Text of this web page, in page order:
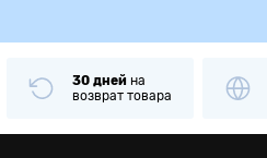
30 дней на
возврат товара